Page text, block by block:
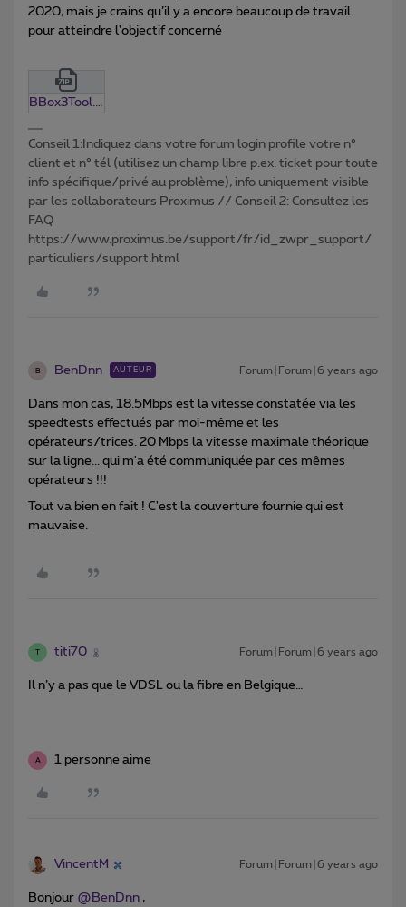
2020, mais je crains qu’il y a encore beaucoup de travail
pour atteindre l'objectif concerné
BBox3Tool.0.13.zip
Conseil 1:Indiquez dans votre forum login profile votre n°
client et n° tél (utilisez un champ libre p.ex. ticket pour toute
info spécifique/privé au problème), info uniquement visible
par les collaborateurs Proximus // Conseil 2: Consultez les
FAQ
https://www.proximus.be/support/fr/id_zwpr_support/
particuliers/support.html
B BenDnn AUTEUR Forum|Forum|6 years ago
Dans mon cas, 18.5Mbps est la vitesse constatée via les
speedtests effectués par moi-même et les
opérateurs/trices. 20 Mbps la vitesse maximale théorique
sur la ligne... qui m'a été communiquée par ces mêmes
opérateurs !!!
Tout va bien en fait ! C'est la couverture fournie qui est
mauvaise.
T titi70 Forum|Forum|6 years ago
Il n’y a pas que le VDSL ou la fibre en Belgique…
A 1 personne aime
VincentM Forum|Forum|6 years ago
Bonjour @BenDnn ,